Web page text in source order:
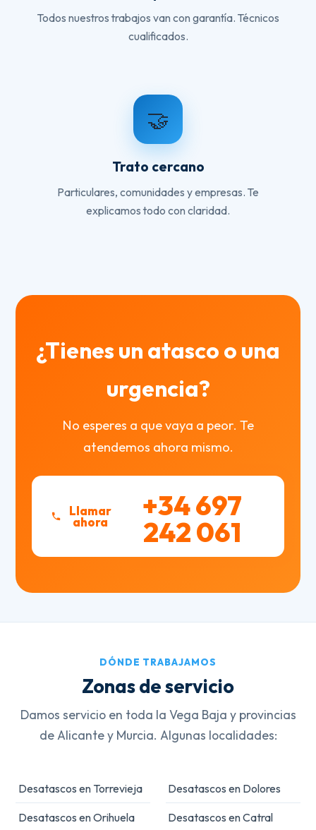
Todos nuestros trabajos van con garantía. Técnicos
cualificados.
🤝
Trato cercano
Particulares, comunidades y empresas. Te
explicamos todo con claridad.
¿Tienes un atasco o una
urgencia?
No esperes a que vaya a peor. Te
atendemos ahora mismo.
Llamar
ahora +34 697
242 061
DÓNDE TRABAJAMOS
Zonas de servicio
Damos servicio en toda la Vega Baja y provincias
de Alicante y Murcia. Algunas localidades:
Desatascos en Torrevieja
Desatascos en Orihuela
Desatascos en Dolores
Desatascos en Catral